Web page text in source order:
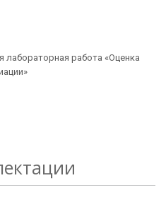
лабораторная работа «Оценка